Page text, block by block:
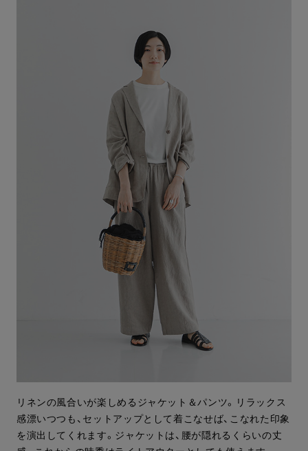
リネンの風合いが楽しめるジャケット＆パンツ。リラックス
感漂いつつも、セットアップとして着こなせば、こなれた印象
を演出してくれます。ジャケットは、腰が隠れるくらいの丈